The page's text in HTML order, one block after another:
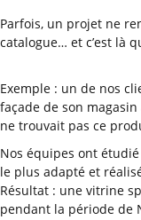
Parfois, un projet ne
catalogue… et c’est là
Exemple : un de nos
façade de son
ne trouvait pas ce
Nos équipes ont
le plus adapté et
Résultat : une vitrine
pendant la période de